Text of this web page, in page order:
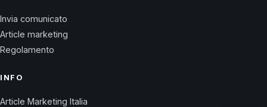
Invia comunicato
Article marketing
Regolamento
INFO
Article Marketing Italia